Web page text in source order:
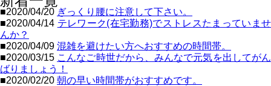
■2020/04/20 ぎっくり腰に注意して下さい。
■2020/04/14 テレワーク(在宅勤務)でストレスたまっていませ
んか？
■2020/04/09 混雑を避けたい方へおすすめの時間帯。
■2020/03/15 こんなご時世だから、みんなで元気を出してがん
ばりましょう！
■2020/02/20 朝の早い時間帯がおすすめです。